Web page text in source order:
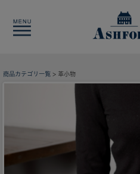
商品カテゴリ一覧 > 革小物